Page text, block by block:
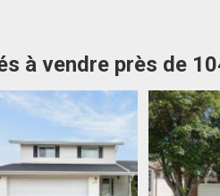
à vendre près de